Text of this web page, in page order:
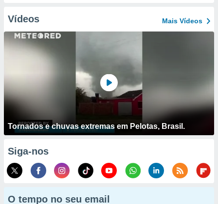
Vídeos Mais Vídeos
Tornados e chuvas extremas em Pelotas, Brasil.
Siga-nos
O tempo no seu email